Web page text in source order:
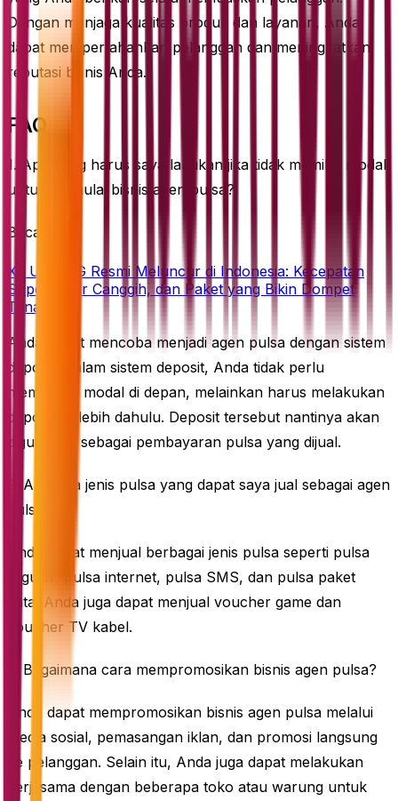
Dengan menjaga kualitas produk dan layanan, Anda
dapat mempertahankan pelanggan dan meningkatkan
reputasi bisnis Anda.
FAQ
1. Apa yang harus saya lakukan jika tidak memiliki modal
untuk memulai bisnis agen pulsa?
Baca juga
XL Ultra 5G Resmi Meluncur di Indonesia: Kecepatan
Super, Fitur Canggih, dan Paket yang Bikin Dompet
Tenang!
Anda dapat mencoba menjadi agen pulsa dengan sistem
deposit. Dalam sistem deposit, Anda tidak perlu
membayar modal di depan, melainkan harus melakukan
deposit terlebih dahulu. Deposit tersebut nantinya akan
digunakan sebagai pembayaran pulsa yang dijual.
2. Apa saja jenis pulsa yang dapat saya jual sebagai agen
pulsa?
Anda dapat menjual berbagai jenis pulsa seperti pulsa
reguler, pulsa internet, pulsa SMS, dan pulsa paket
data. Anda juga dapat menjual voucher game dan
voucher TV kabel.
3. Bagaimana cara mempromosikan bisnis agen pulsa?
Anda dapat mempromosikan bisnis agen pulsa melalui
media sosial, pemasangan iklan, dan promosi langsung
ke pelanggan. Selain itu, Anda juga dapat melakukan
kerjasama dengan beberapa toko atau warung untuk